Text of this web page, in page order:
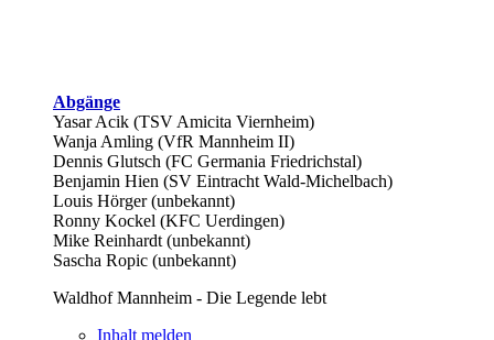
Abgänge
Yasar Acik (TSV Amicita Viernheim)
Wanja Amling (VfR Mannheim II)
Dennis Glutsch (FC Germania Friedrichstal)
Benjamin Hien (SV Eintracht Wald-Michelbach)
Louis Hörger (unbekannt)
Ronny Kockel (KFC Uerdingen)
Mike Reinhardt (unbekannt)
Sascha Ropic (unbekannt)
Waldhof Mannheim - Die Legende lebt
Inhalt melden